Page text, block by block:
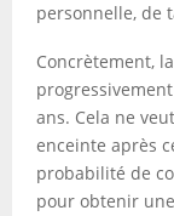
personnelle, de
Concrètement,
ans. Cela ne
enceinte après
probabilité de
pour obtenir